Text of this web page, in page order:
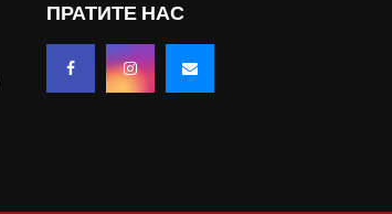
ПРАТИТЕ НАС